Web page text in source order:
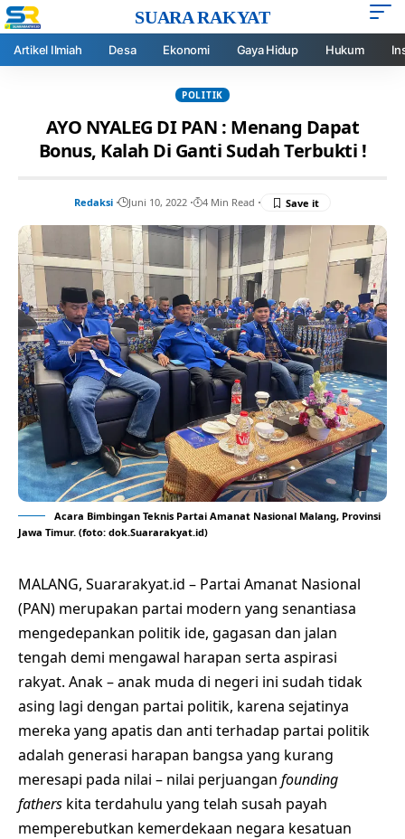
SUARA RAKYAT
Artikel Ilmiah Desa Ekonomi Gaya Hidup Hukum
POLITIK
AYO NYALEG DI PAN : Menang Dapat
Bonus, Kalah Di Ganti Sudah Terbukti !
Redaksi Juni 10, 2022 4 Min Read
Acara Bimbingan Teknis Partai Amanat Nasional Malang, Provinsi
Jawa Timur. (foto: dok.Suararakyat.id)
MALANG, Suararakyat.id – Partai Amanat Nasional
(PAN) merupakan partai modern yang senantiasa
mengedepankan politik ide, gagasan dan jalan
tengah demi mengawal harapan serta aspirasi
rakyat. Anak – anak muda di negeri ini sudah tidak
asing lagi dengan partai politik, karena sejatinya
mereka yang apatis dan anti terhadap partai politik
adalah generasi harapan bangsa yang kurang
meresapi pada nilai – nilai perjuangan founding
fathers kita terdahulu yang telah susah payah
memperebutkan kemerdekaan negara kesatuan